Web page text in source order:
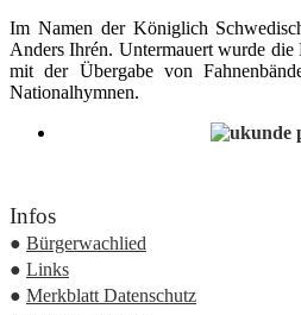
Im Namen der Königlich
Anders Ihrén. Untermauert wurde die
mit der Übergabe von
Nationalhymnen.
Infos
● Bürgerwachlied
● Links
● Merkblatt Datenschutz